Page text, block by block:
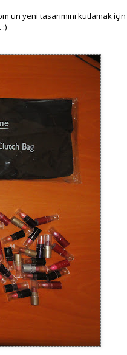
yeni tasarımını kutlamak için
:)